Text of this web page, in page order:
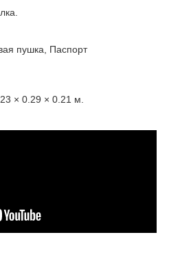
пушка, Паспорт
× 0.29 × 0.21 м.